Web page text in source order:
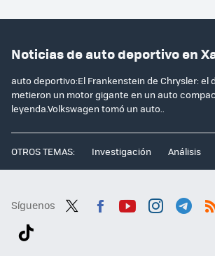
Noticias de auto deportivo en
auto deportivo:El Frankenstein de Chrysler: el
metieron un motor gigante en un auto
leyenda.Volkswagen tomó un auto..
OTROS TEMAS: Investigación Análisis
Síguenos